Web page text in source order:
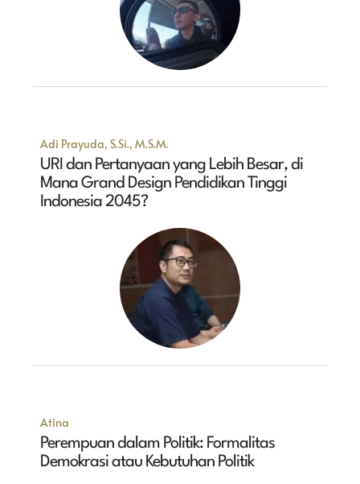
Adi Prayuda, S.Si., M.S.M.
URI dan Pertanyaan yang Lebih Besar, di
Mana Grand Design Pendidikan Tinggi
Indonesia 2045?
Atina
Perempuan dalam Politik: Formalitas
Demokrasi atau Kebutuhan Politik